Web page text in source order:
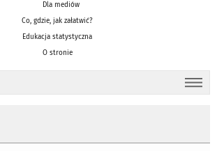
Dla mediów
Co, gdzie, jak załatwić?
Edukacja statystyczna
O stronie